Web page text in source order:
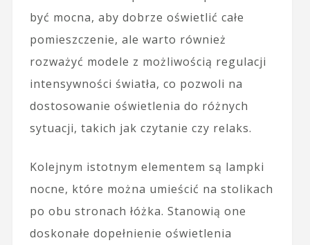
być mocna, aby dobrze oświetlić całe
pomieszczenie, ale warto również
rozważyć modele z możliwością regulacji
intensywności światła, co pozwoli na
dostosowanie oświetlenia do różnych
sytuacji, takich jak czytanie czy relaks.
Kolejnym istotnym elementem są lampki
nocne, które można umieścić na stolikach
po obu stronach łóżka. Stanowią one
doskonałe dopełnienie oświetlenia